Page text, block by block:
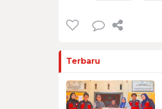
Terbaru